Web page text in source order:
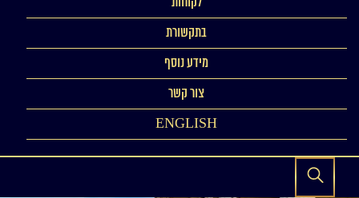
בתקשורת
מידע נוסף
צור קשר
ENGLISH